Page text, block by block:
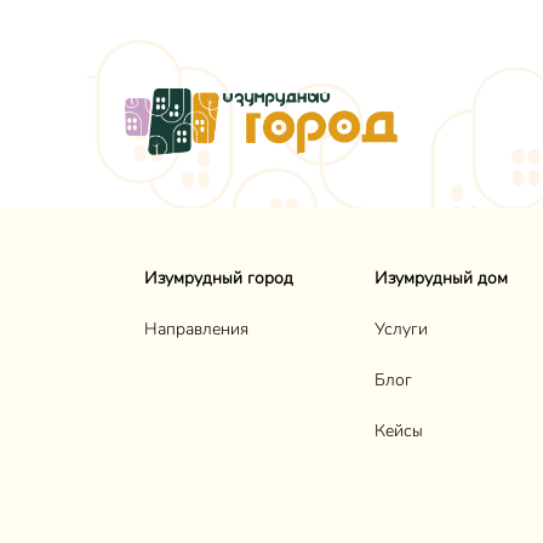
Изумрудный город
Направления
Изумрудный дом
Услуги
Блог
Кейсы